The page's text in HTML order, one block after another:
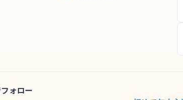
ォロー